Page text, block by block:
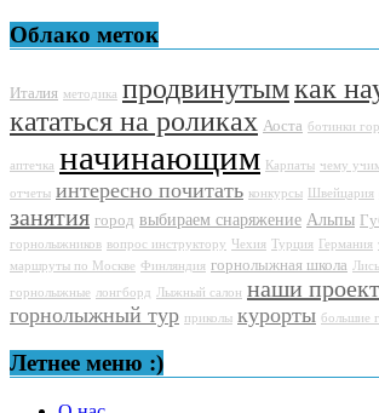
Облако меток
Италия методика продвинутымкак
кататься на роликах Аоста ботинки
аптечка начинающим Карпаты чему
отчеты интересно почитать конкурсы Швейцария
занятия город выбираем снаряжение Альпы
горнолыжников вопрос инструктору Чехия Турция Германия
маршруты по Москве Финляндия горнолыжная школа
горнолыжные лонгборд Лыжный салон наши
горнолыжный тур приколы курорты большие
Летнее меню :)